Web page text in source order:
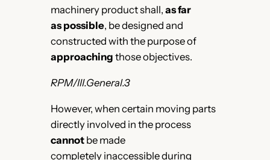
machinery product shall, as far
as possible, be designed and
constructed with the purpose of
approaching those objectives.
RPM/III.General.3
However, when certain moving parts
directly involved in the process
cannotbe made
completely inaccessible during